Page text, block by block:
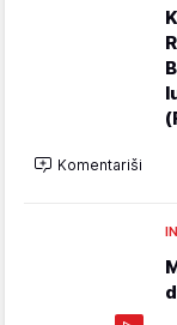
Komentariši